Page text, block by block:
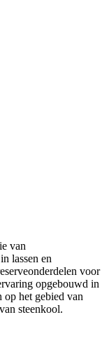
van
lassen en
voor
opgebouwd in
op het gebied van
steenkool.